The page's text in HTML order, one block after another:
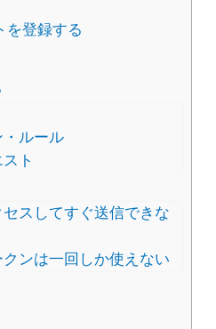
を登録する
ルール
ト
スしてすぐ送信できな
ンは一回しか使えない